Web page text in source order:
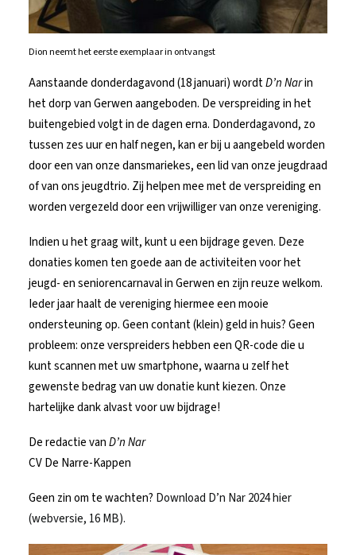
Dion neemt het eerste exemplaar in ontvangst
Aanstaande donderdagavond (18 januari) wordtD’n Narin
het dorp van Gerwen aangeboden. De verspreiding in het
buitengebied volgt in de dagen erna. Donderdagavond, zo
tussen zes uur en half negen, kan er bij u aangebeld worden
door een van onze dansmariekes, een lid van onze jeugdraad
of van ons jeugdtrio. Zij helpen mee met de verspreiding en
worden vergezeld door een vrijwilliger van onze vereniging.
Indien u het graag wilt, kunt u een bijdrage geven. Deze
donaties komen ten goede aan de activiteiten voor het
jeugd- en seniorencarnaval in Gerwen en zijn reuze welkom.
Ieder jaar haalt de vereniging hiermee een mooie
ondersteuning op. Geen contant (klein) geld in huis? Geen
probleem: onze verspreiders hebben een QR-code die u
kunt scannen met uw smartphone, waarna u zelf het
gewenste bedrag van uw donatie kunt kiezen. Onze
hartelijke dank alvast voor uw bijdrage!
De redactie vanD’n Nar
CV De Narre-Kappen
Geen zin om te wachten? Download D’n Nar 2024 hier
(webversie, 16 MB).